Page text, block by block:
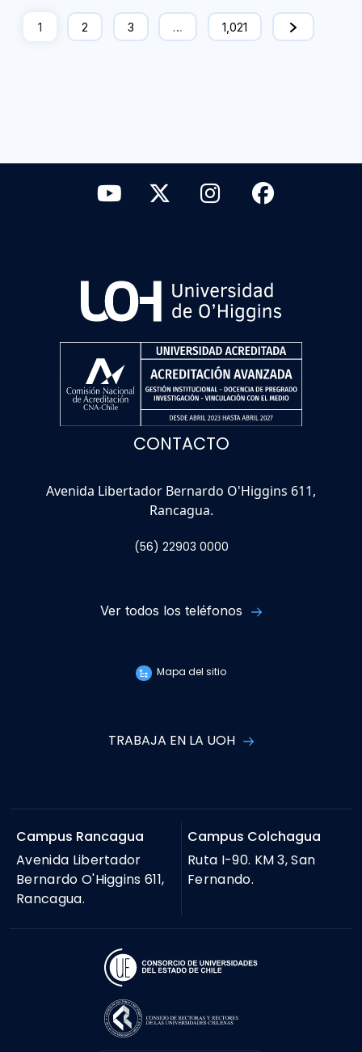
1 2 3 … 1,021
CONTACTO
Avenida Libertador Bernardo O'Higgins 611,
Rancagua.
(56) 22903 0000
Ver todos los teléfonos
Mapa del sitio
TRABAJA EN LA UOH
Campus Rancagua
Avenida Libertador
Bernardo O'Higgins 611,
Rancagua.
Campus Colchagua
Ruta I-90. KM 3, San
Fernando.